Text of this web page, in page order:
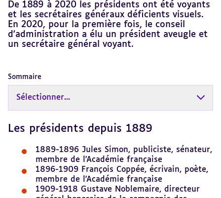
De 1889 à 2020 les présidents ont été voyants
et les secrétaires généraux déficients visuels.
En 2020, pour la première fois, le conseil
d'administration a élu un président aveugle et
un secrétaire général voyant.
Sommaire
Sélectionner...
Les présidents depuis 1889
1889-1896 Jules Simon, publiciste, sénateur,
membre de l'Académie française
1896-1909 François Coppée, écrivain, poète,
membre de l'Académie française
1909-1918 Gustave Noblemaire, directeur
Revenir
sommaire